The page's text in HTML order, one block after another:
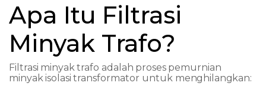
Apa Itu Filtrasi
Minyak Trafo?
Filtrasi minyaktrafo adalah proses pemurnian
minyakisolasi transformator untuk menghilangkan: